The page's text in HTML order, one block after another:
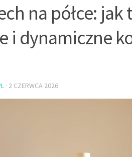
na półce: jak
i dynamiczne
· 2 CZERWCA 2026